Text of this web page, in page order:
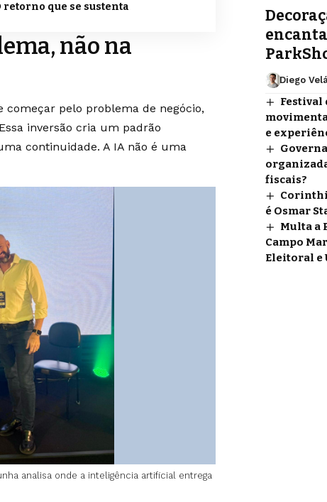
retorno que se sustenta
não na
pelo problema de negócio,
inversão cria um padrão
continuidade. A IA não é uma
analisa onde a inteligência artificial entrega
Diego
Festival
e
fiscais?
é Osmar
Multa a
Campo
Eleitoral e